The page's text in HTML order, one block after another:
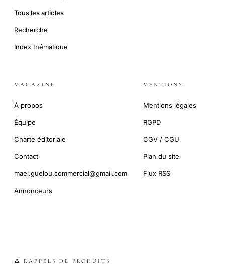
Tous les articles
Recherche
Index thématique
MAGAZINE
À propos
Équipe
Charte éditoriale
Contact
mael.guelou.commercial@gmail.com
Annonceurs
MENTIONS
Mentions légales
RGPD
CGV / CGU
Plan du site
Flux RSS
⚠️ RAPPELS DE PRODUITS